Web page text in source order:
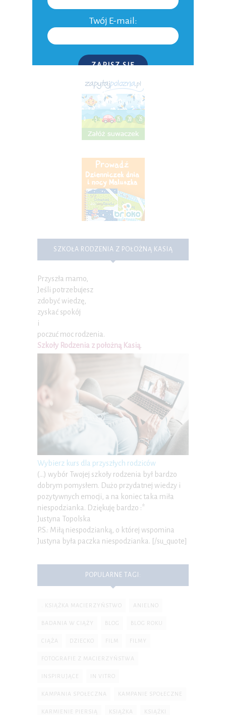
Do domu
SZKOŁA RODZENIA Z POŁOŻNĄ KASIĄ
Przyszła mamo,
Jeśli potrzebujesz
zdobyć wiedzę,
zyskać spokój
i
poczuć moc rodzenia.
Szkoły Rodzenia z położną Kasią.
Wybierz kurs dla przyszłych rodziców
(…) wybór Twojej szkoły rodzenia był bardzo
dobrym pomysłem. Dużo przydatnej wiedzy i
pozytywnych emocji, a na koniec taka miła
niespodzianka. Dziękuję bardzo :*
Justyna Topolska
P.S.: Miłą niespodzianką, o której wspomina
Justyna była paczka niespodzianka. [/su_quote]
POPULARNE TAGI:
. KSIĄŻKA MACIERZYŃSTWO ANIELNO
BADANIA W CIĄŻY BLOG BLOG ROKU
CIĄŻA DZIECKO FILM FILMY
FOTOGRAFIE Z MACIERZYŃSTWA
INSPIRUJĄCE IN VITRO
KAMPANIA SPOŁECZNA KAMPANIE SPOŁECZNE
KARMIENIE PIERSIĄ KSIĄŻKA KSIĄŻKI
Twój E-mail:
ZAPISZ SIĘ
P.S. W każdej chwili możesz wypisać się z kursu.